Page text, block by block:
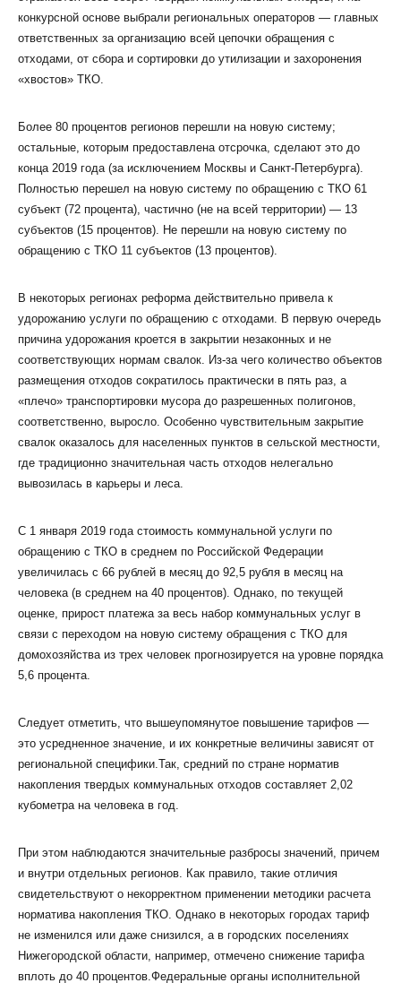
конкурсной основе выбрали региональных операторов — главных
ответственных за организацию всей цепочки обращения с
отходами, от сбора и сортировки до утилизации и захоронения
«хвостов» ТКО.
Более 80 процентов регионов перешли на новую систему;
остальные, которым предоставлена отсрочка, сделают это до
конца 2019 года (за исключением Москвы и Санкт-Петербурга).
Полностью перешел на новую систему по обращению с ТКО 61
субъект (72 процента), частично (не на всей территории) — 13
субъектов (15 процентов). Не перешли на новую систему по
обращению с ТКО 11 субъектов (13 процентов).
В некоторых регионах реформа действительно привела к
удорожанию услуги по обращению с отходами. В первую очередь
причина удорожания кроется в закрытии незаконных и не
соответствующих нормам свалок. Из-за чего количество объектов
размещения отходов сократилось практически в пять раз, а
«плечо» транспортировки мусора до разрешенных полигонов,
соответственно, выросло. Особенно чувствительным закрытие
свалок оказалось для населенных пунктов в сельской местности,
где традиционно значительная часть отходов нелегально
вывозилась в карьеры и леса.
С 1 января 2019 года стоимость коммунальной услуги по
обращению с ТКО в среднем по Российской Федерации
увеличилась с 66 рублей в месяц до 92,5 рубля в месяц на
человека (в среднем на 40 процентов). Однако, по текущей
оценке, прирост платежа за весь набор коммунальных услуг в
связи с переходом на новую систему обращения с ТКО для
домохозяйства из трех человек прогнозируется на уровне порядка
5,6 процента.
Следует отметить, что вышеупомянутое повышение тарифов —
это усредненное значение, и их конкретные величины зависят от
региональной специфики.Так, средний по стране норматив
накопления твердых коммунальных отходов составляет 2,02
кубометра на человека в год.
При этом наблюдаются значительные разбросы значений, причем
и внутри отдельных регионов. Как правило, такие отличия
свидетельствуют о некорректном применении методики расчета
норматива накопления ТКО. Однако в некоторых городах тариф
не изменился или даже снизился, а в городских поселениях
Нижегородской области, например, отмечено снижение тарифа
вплоть до 40 процентов.Федеральные органы исполнительной